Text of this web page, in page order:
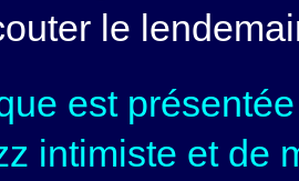
le
est
intimiste et de